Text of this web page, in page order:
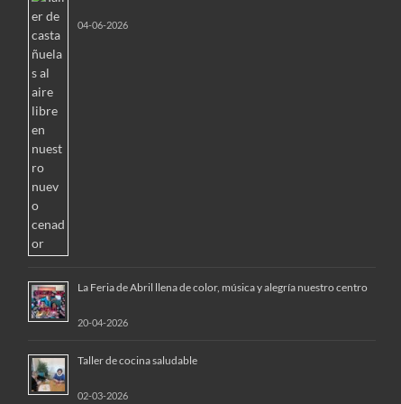
04-06-2026
La Feria de Abril llena de color, música y alegría nuestro centro
20-04-2026
Taller de cocina saludable
02-03-2026